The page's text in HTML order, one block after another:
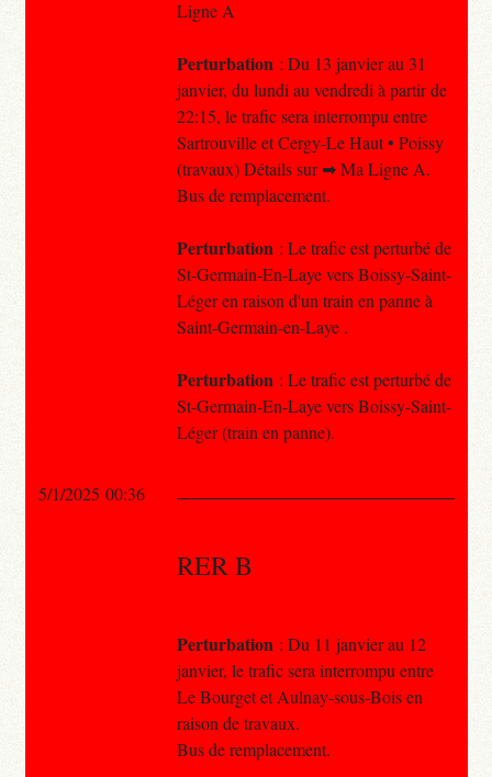
Ligne A
Perturbation : Du 13 janvier au 31
janvier, du lundi au vendredi à partir de
22:15, le trafic sera interrompu entre
Sartrouville et Cergy-Le Haut • Poissy
(travaux) Détails sur ➡ Ma Ligne A.
Bus de remplacement.
Perturbation : Le trafic est perturbé de
St-Germain-En-Laye vers Boissy-Saint-
Léger en raison d'un train en panne à
Saint-Germain-en-Laye .
Perturbation : Le trafic est perturbé de
St-Germain-En-Laye vers Boissy-Saint-
Léger (train en panne).
RER B
Perturbation : Du 11 janvier au 12
janvier, le trafic sera interrompu entre
Le Bourget et Aulnay-sous-Bois en
raison de travaux.
Bus de remplacement.
5/1/2025 00:36